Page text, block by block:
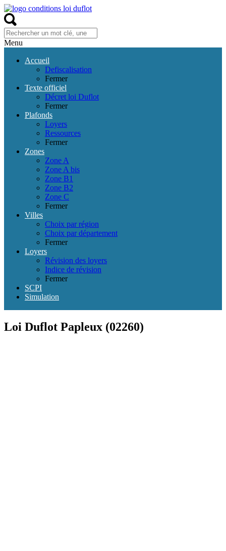
Menu
Accueil
Defiscalisation
Fermer
Texte officiel
Décret loi Duflot
Fermer
Plafonds
Loyers
Ressources
Fermer
Zones
Zone A
Zone A bis
Zone B1
Zone B2
Zone C
Fermer
Villes
Choix par région
Choix par département
Fermer
Loyers
Révision des loyers
Indice de révision
Fermer
SCPI
Simulation
Loi Duflot Papleux (02260)